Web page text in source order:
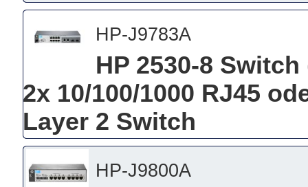
HP-J9783A
HP 2530-8
2x 10/100/1000 RJ45
Layer 2 Switch
HP-J9800A